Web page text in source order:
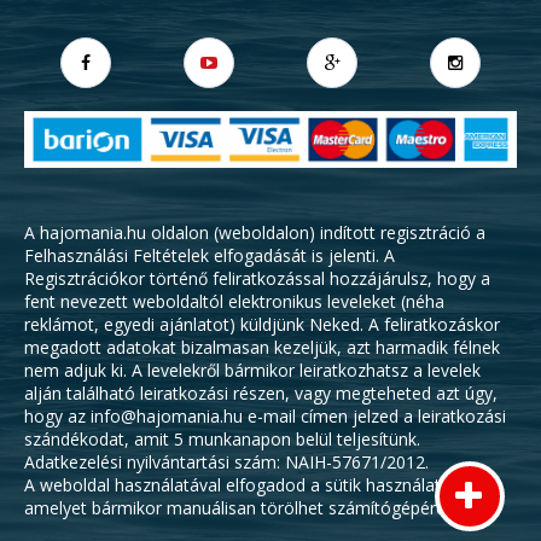
evező és horgony – ez utóbbinak meg kell haladnia a csónak
horgony nélkül mért tömegének minimum az 5%-át. Ha nincsen
speciális, szakszerű horgonyunk, akkor ez egy ideiglenes
rögzítésre alkalmas, más, veszélytelen eszközzel is
helyettesíthető. Valamint, kell még legyen a csónakban vízmérő,
a kikötéshez alkalmas lánc vagy kötél, illetve egy elektromos
lámpa, fényjelzés céljából, melyen több, egymástól függetlenül
is működő led izzó, vagy dióda lelhető fel, de tartalék
következő nap felkeltéig tartó időszakban. Tűzoltó készülék,
elérhetősége kell még, hogy velünk legyen az út során,
amennyiben szabályszerűen szeretnénk csónakázni.
Hamarosan folytatjuk!
A hajomania.hu oldalon (weboldalon) indított regisztráció a
Felhasználási Feltételek elfogadását is jelenti. A
Regisztrációkor történő feliratkozással hozzájárulsz, hogy a
fent nevezett weboldaltól elektronikus leveleket (néha
reklámot, egyedi ajánlatot) küldjünk Neked. A feliratkozáskor
megadott adatokat bizalmasan kezeljük, azt harmadik félnek
nem adjuk ki. A levelekről bármikor leiratkozhatsz a levelek
alján található leiratkozási részen, vagy megteheted azt úgy,
hogy az info@hajomania.hu e-mail címen jelzed a leiratkozási
szándékodat, amit 5 munkanapon belül teljesítünk.
Adatkezelési nyilvántartási szám: NAIH-57671/2012.
A weboldal használatával elfogadod a sütik használatát,
amelyet bármikor manuálisan törölhet számítógépéről.